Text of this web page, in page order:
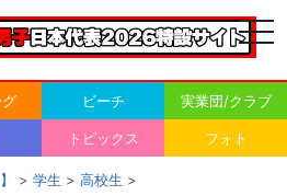
ビーチ 実業団/クラブ
トピックス フォト
> 学生 > 高校生 >